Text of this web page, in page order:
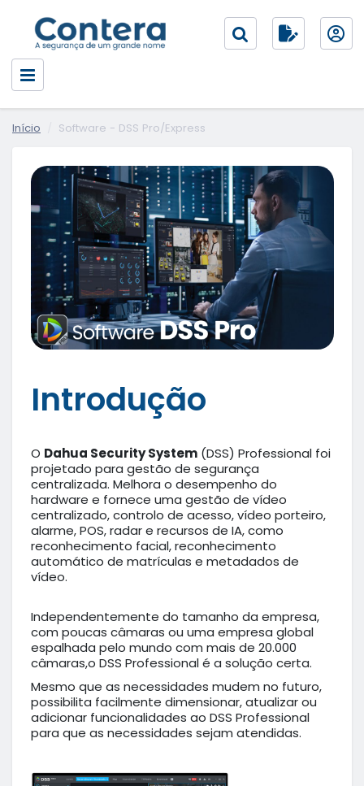
Início Software - DSS Pro/Express
Introdução
O Dahua Security System(DSS) Professional foi
projetado para gestão de segurança
centralizada. Melhora o desempenho do
hardware e fornece uma gestão de vídeo
centralizado, controlo de acesso, vídeo porteiro,
alarme, POS, radar e recursos de IA, como
reconhecimento facial, reconhecimento
automático de matrículas e metadados de
vídeo.
Independentemente do tamanho da empresa,
com poucas câmaras ou uma empresa global
espalhada pelo mundo com mais de 20.000
câmaras,o DSS Professional é a solução certa.
Mesmo que as necessidades mudem no futuro,
possibilita facilmente dimensionar, atualizar ou
adicionar funcionalidades ao DSS Professional
para que as necessidades sejam atendidas.